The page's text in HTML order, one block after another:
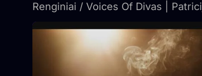
Renginiai / Voices Of Divas |